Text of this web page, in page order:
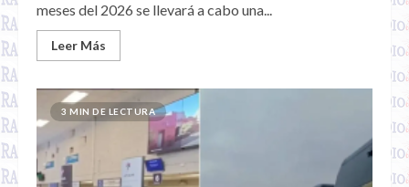
meses del 2026 se llevará a cabo una...
Leer Más
3 MIN DE LECTURA